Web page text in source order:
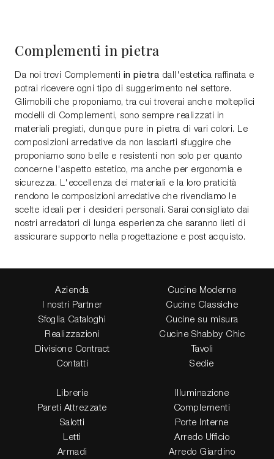
Complementi in pietra
Da noi trovi Complementi in pietra dall'estetica raffinata e
potrai ricevere ogni tipo di suggerimento nel settore.
Glimobili che proponiamo, tra cui troverai anche molteplici
modelli di Complementi, sono sempre realizzati in
materiali pregiati, dunque pure in pietra di vari colori. Le
composizioni arredative da non lasciarti sfuggire che
proponiamo sono belle e resistenti non solo per quanto
concerne l'aspetto estetico, ma anche per ergonomia e
sicurezza. L'eccellenza dei materiali e la loro praticità
rendono le composizioni arredative che rivendiamo le
scelte ideali per i desideri personali. Sarai consigliato dai
nostri arredatori di lunga esperienza che saranno lieti di
assicurare supporto nella progettazione e post acquisto.
Azienda
I nostri Partner
Sfoglia Cataloghi
Realizzazioni
Divisione Contract
Contatti
Cucine Moderne
Cucine Classiche
Cucine su misura
Cucine Shabby Chic
Tavoli
Sedie
Librerie
Pareti Attrezzate
Salotti
Letti
Armadi
Illuminazione
Complementi
Porte Interne
Arredo Ufficio
Arredo Giardino